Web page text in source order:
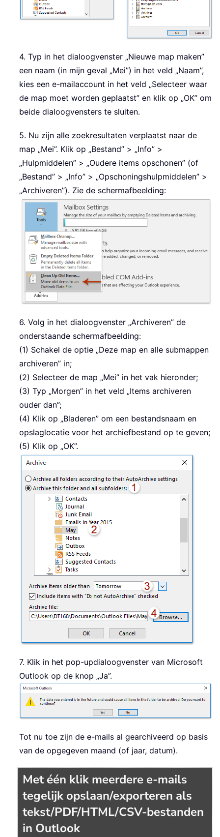
4. Typ in het dialoogvenster „Nieuwe map maken”
een naam (in mijn geval „Mei”) in het veld „Naam”,
kies een e-mailaccount in het veld „Selecteer waar
de map moet worden geplaatst” en klik op „OK” om
beide dialoogvensters te sluiten.
5. Nu zijn alle zoekresultaten verplaatst naar de
map „Mei”. Klik op „Bestand” > „Info” >
„Hulpmiddelen” > „Oudere items opschonen” (of
„Bestand” > „Info” > „Opschoningshulpmiddelen” >
„Archiveren”). Zie de schermafbeelding:
6. Volg in het dialoogvenster „Archiveren” de
onderstaande schermafbeelding:
(1) Schakel de optie „Deze map en alle submappen
archiveren” in;
(2) Selecteer de map „Mei” in het vak hieronder;
(3) Typ „Morgen” in het veld „Items archiveren
ouder dan”;
(4) Klik op „Bladeren” om een bestandsnaam en
opslaglocatie voor het archiefbestand op te geven;
(5) Klik op „OK”.
7. Klik in het pop-updialoogvenster van Microsoft
Outlook op de knop „Ja”.
Tot nu toe zijn de e-mails al gearchiveerd op basis
van de opgegeven maand (of jaar, datum).
Met één klik meerdere e-mails
tegelijk opslaan/exporteren als
tekst/PDF/HTML/CSV-bestanden
in Outlook